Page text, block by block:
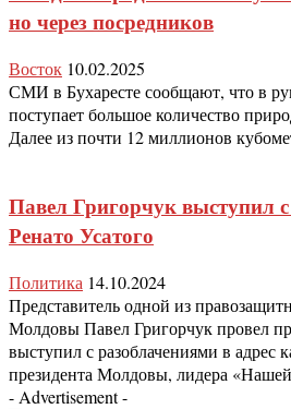
но через посредников
Восток 10.02.2025
СМИ в Бухаресте сообщают, что в
поступает большое количество
Далее из почти 12 миллионов
Павел Григорчук выступил
Ренато Усатого
Политика 14.10.2024
Представитель одной из
Молдовы Павел Григорчук провел
выступил с разоблачениями в адрес
президента Молдовы, лидера
- Advertisement -